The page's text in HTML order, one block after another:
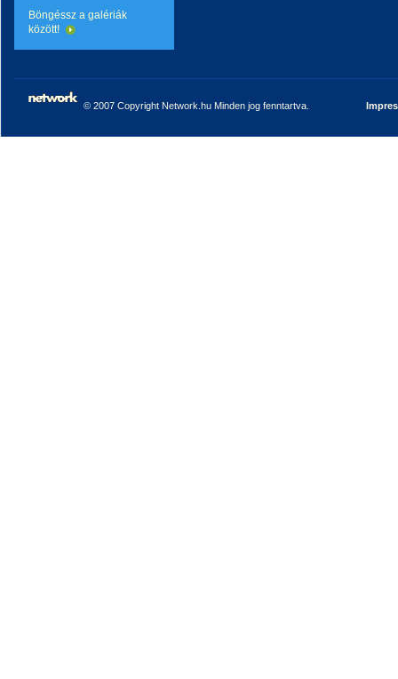
Böngéssz a galériák
között!
© 2007 Copyright Network.hu Minden jog fenntartva.